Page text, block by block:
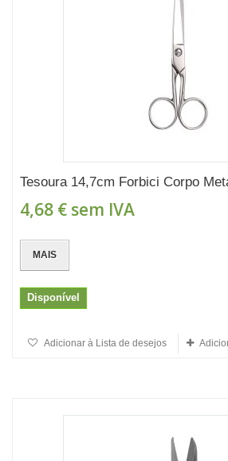
Tesoura 14,7cm Forbici Corpo
4,68 € sem IVA
MAIS
Disponível
Adicionar à Lista de desejos